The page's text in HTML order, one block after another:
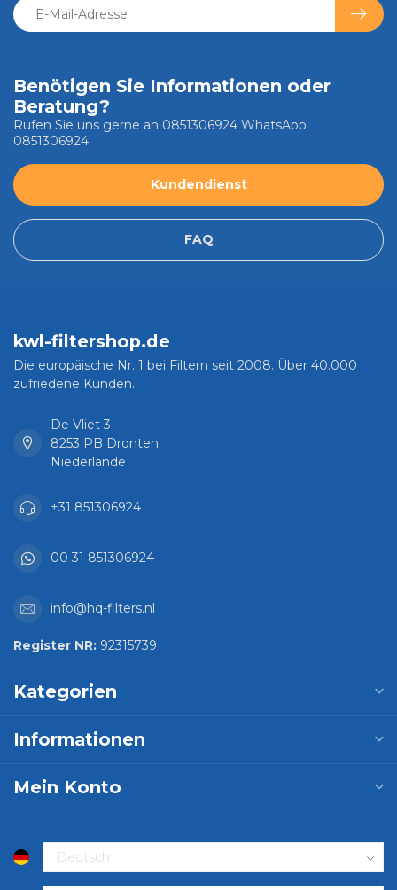
Benötigen Sie Informationen oder
Beratung?
Rufen Sie uns gerne an 0851306924 WhatsApp
0851306924
Kundendienst
FAQ
kwl-filtershop.de
Die europäische Nr. 1 bei Filtern seit 2008. Über 40.000
zufriedene Kunden.
De Vliet 3
8253 PB Dronten
Niederlande
+31 851306924
00 31 851306924
info@hq-filters.nl
Register NR: 92315739
Kategorien
Informationen
Mein Konto